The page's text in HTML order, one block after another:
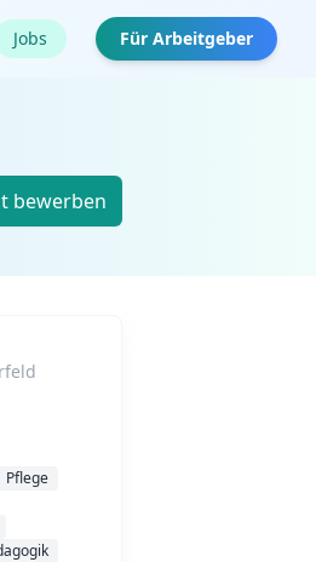
Jobs Für Arbeitgeber
bewerben
Pflege